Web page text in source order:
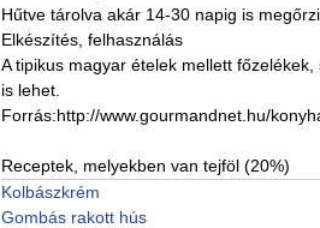
Hűtve tárolva akár 14-30 napig is
Elkészítés, felhasználás
A tipikus magyar ételek mellett
is lehet.
Forrás:http://www.gourmandnet.hu/
Receptek, melyekben van tejföl (20%)
Kolbászkrém
Gombás rakott hús